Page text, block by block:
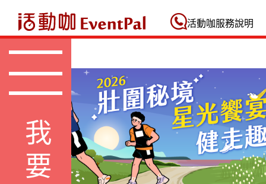
活動咖 Eventpal
活動咖服務說明